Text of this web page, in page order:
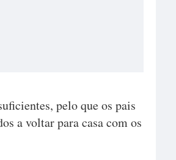
pelo que os pais
a voltar para casa com os